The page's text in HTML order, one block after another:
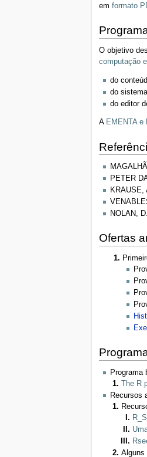
em formato
O objetivo
computação
do
do
do editor
A EMENTA e
PETER
KRAUSE,
NOLAN,
Ofertas
Programa
The
Recursos
Alguns